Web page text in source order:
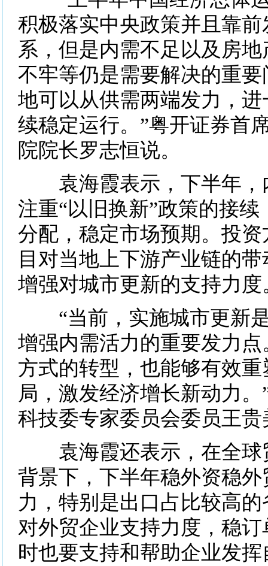
积极落实中央政策并且靠
系，但是内需不足以及房
不牢等仍是需要解决的重
地可以从供需两端发力，
续稳定运行。”粤开证券首
院院长罗志恒说。
袁海霞表示，下半年，
注重“以旧换新”政策的接
分配，稳定市场预期。投
目对当地上下游产业链的
增强对城市更新的支持力度
“当前，实施城市更新是
增强内需活力的重要发力
方式的转型，也能够有效
局，激发经济增长新动力
科技委专家委员会委员王贵
袁海霞还表示，在全球
背景下，下半年稳外资稳
力，特别是出口占比较高
对外贸企业支持力度，稳
时也要支持和帮助企业发